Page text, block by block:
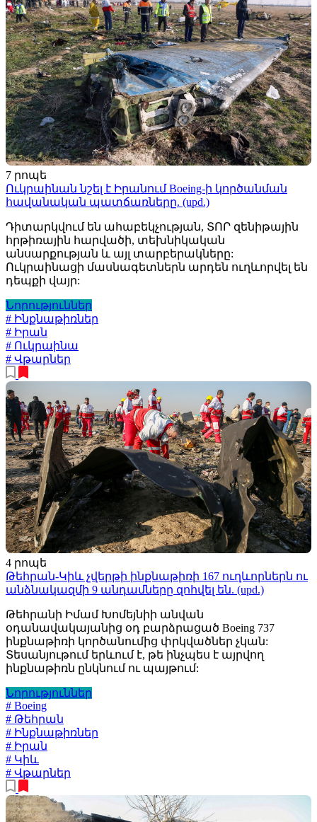
7 րոպե
Ուկրաինան նշել է Իրանում Boeing-ի կործանման
հավանական պատճառները. (upd.)
Դիտարկվում են ահաբեկչության, ՏՈՐ զենիթային
հրթիռային հարվածի, տեխնիկական
անսարքության և այլ տարբերակները:
Ուկրաինացի մասնագետներն արդեն ուղևորվել են
դեպքի վայր:
Նորություններ
# Ինքնաթիռներ
# Իրան
# Ուկրաինա
# Վթարներ
4 րոպե
Թեհրան-Կիև չվերթի ինքնաթիռի 167 ուղևորներն ու
անձնակազմի 9 անդամները զոհվել են. (upd.)
Թեհրանի Իմամ Խոմեյնիի անվան
օդանավակայանից օդ բարձրացած Boeing 737
ինքնաթիռի կործանումից փրկվածներ չկան:
Տեսանյութում երևում է, թե ինչպես է այրվող
ինքնաթիռն ընկնում ու պայթում:
Նորություններ
# Boeing
# Թեհրան
# Ինքնաթիռներ
# Իրան
# Կիև
# Վթարներ